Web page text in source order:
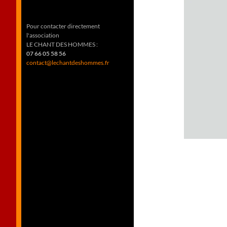
Pour contacter directement
l'association
LE CHANT DES HOMMES :
07 66 05 58 56
contact@lechantdeshommes.fr